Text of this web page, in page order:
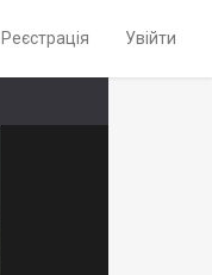
Реєстрація Увійти